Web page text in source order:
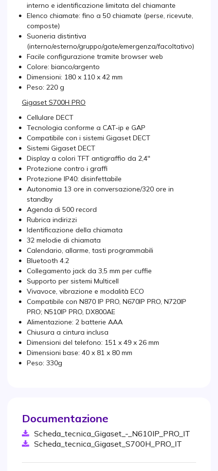
interno e identificazione limitata del chiamante
Elenco chiamate: fino a 50 chiamate (perse, ricevute,
composte)
Suoneria distintiva
(interno/esterno/gruppo/gate/emergenza/facoltativo)
Facile configurazione tramite browser web
Colore: bianco/argento
Dimensioni: 180 x 110 x 42 mm
Peso: 220 g
Gigaset S700H PRO
Cellulare DECT
Tecnologia conforme a CAT-ip e GAP
Compatibile con i sistemi Gigaset DECT
Sistemi Gigaset DECT
Display a colori TFT antigraffio da 2,4''
Protezione contro i graffi
Protezione IP40: disinfettabile
Autonomia 13 ore in conversazione/320 ore in
standby
Agenda di 500 record
Rubrica indirizzi
Identificazione della chiamata
32 melodie di chiamata
Calendario, allarme, tasti programmabili
Bluetooth 4.2
Collegamento jack da 3,5 mm per cuffie
Supporto per sistemi Multicell
Vivavoce, vibrazione e modalità ECO
Compatibile con N870 IP PRO, N670IP PRO, N720IP
PRO; N510IP PRO, DX800AE
Alimentazione: 2 batterie AAA
Chiusura a cintura inclusa
Dimensioni del telefono: 151 x 49 x 26 mm
Dimensioni base: 40 x 81 x 80 mm
Peso: 330g
Documentazione
Scheda_tecnica_Gigaset_-_N610IP_PRO_IT
Scheda_tecnica_Gigaset_S700H_PRO_IT